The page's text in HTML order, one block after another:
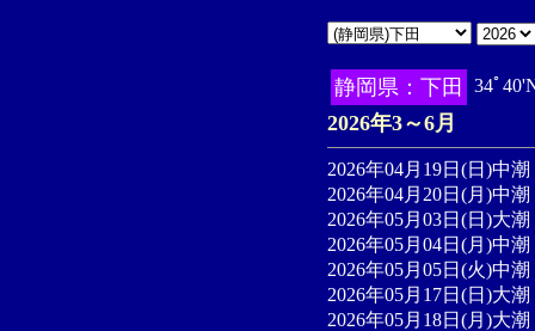
静岡県：下田 34ﾟ
2026年3～6月
2026年04月19日(日)中
2026年04月20日(月)中
2026年05月03日(日)大
2026年05月04日(月)中
2026年05月05日(火)中
2026年05月17日(日)大
2026年05月18日(月)大